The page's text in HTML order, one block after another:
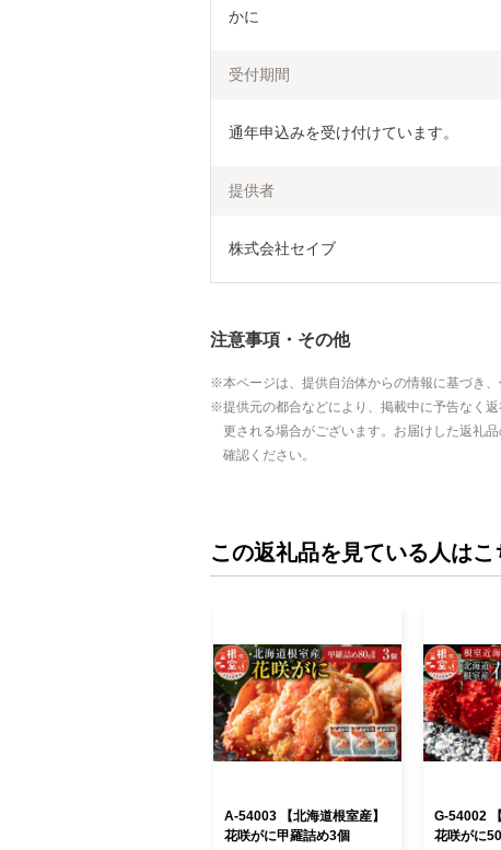
かに
受付期間
通年申込みを受け付けています。
提供者
株式会社セイブ
注意事項・その他
本ページは、提供自治体からの情報に基づき、
提供元の都合などにより、掲載中に予告なく
更される場合がございます。お届けした返礼
確認ください。
この返礼品を見ている人は
A-54003 【北海道根室産】
花咲がに甲羅詰め3個
G-54002
花咲がに